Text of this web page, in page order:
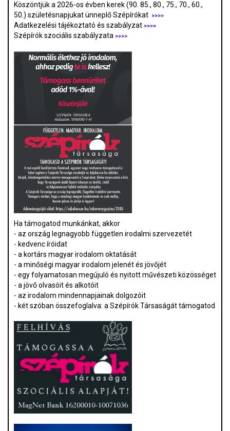
Köszöntjük a 2026-os évben kerek (90. 85., 80., 75., 70., 60.,
50.) születésnapjukat ünneplő Szépírókat
>>>>
Adatkezelési tájékoztató és szabályzat >>>>
Szépírók szociális szabályzata >>>>
Ha támogatod munkánkat, akkor
- az ország legnagyobb független irodalmi szervezetét
- kedvenc íróidat
- a kortárs magyar irodalom oktatását
- a minőségi magyar irodalom jelenét és jövőjét
- egy folyamatosan megújuló és nyitott művészeti közösséget
- a jövő olvasóit és alkotóit
- az irodalom mindennapjainak dolgozóit
- két szóban összefoglalva: a Szépírók Társaságát támogatod